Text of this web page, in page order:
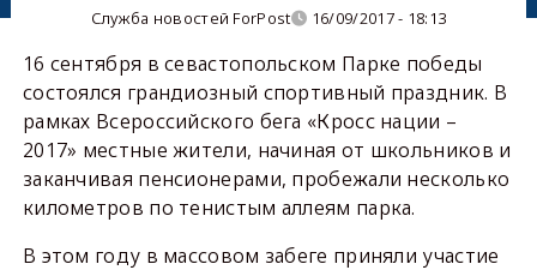
Служба новостей ForPost 16/09/2017 - 18:13
16 сентября в севастопольском Парке победы
состоялся грандиозный спортивный праздник. В
рамках Всероссийского бега «Кросс нации –
2017» местные жители, начиная от школьников и
заканчивая пенсионерами, пробежали несколько
километров по тенистым аллеям парка.
В этом году в массовом забеге приняли участие